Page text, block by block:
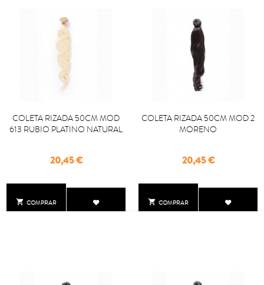
 COMPRAR
COLETA RIZADA 50CM MOD
613 RUBIO PLATINO NATURAL
Precio
20,45 €
 COMPRAR
COLETA RIZADA 50CM MOD 2
MORENO
Precio
20,45 €